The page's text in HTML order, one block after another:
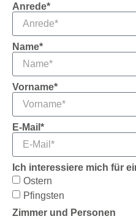
Anrede*
Name*
Vorname*
E-Mail*
Ich interessiere mich für
Ostern
Pfingsten
Zimmer und Personen